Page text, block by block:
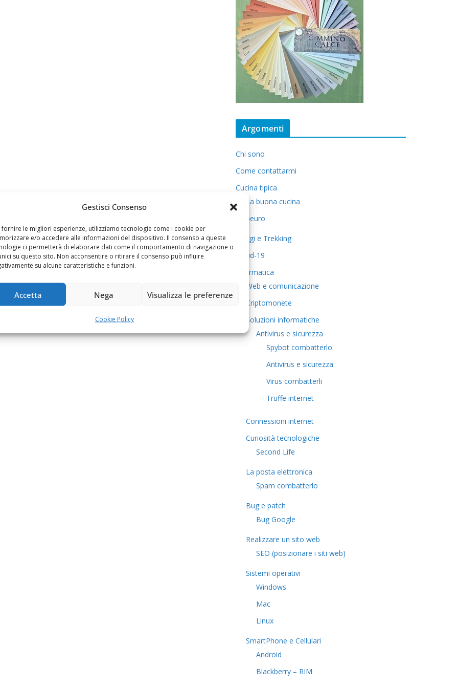
Gestisci Consenso
fornire le migliori esperienze, utilizziamo tecnologie come i cookie per
e/o accedere alle informazioni del dispositivo. Il consenso a queste
ci permetterà di elaborare dati come il comportamento di navigazione o
su questo sito. Non acconsentire o ritirare il consenso può influire
su alcune caratteristiche e funzioni.
Accetta Nega Visualizza le preferenze
Cookie Policy
Argomenti
Chi sono
Come contattarmi
Cucina tipica
La buona cucina
5euro
Viaggi e Trekking
Covid-19
Informatica
Web e comunicazione
Criptomonete
Soluzioni informatiche
Antivirus e sicurezza
Spybot combatterlo
Antivirus e sicurezza
Virus combatterli
Truffe internet
Connessioni internet
Curiosità tecnologiche
​Second Life
La posta elettronica
Spam combatterlo
Bug e patch
Bug Google
Realizzare un sito web
SEO (posizionare i siti web)
Sistemi operativi
Windows
Mac
Linux
SmartPhone e Cellulari
Android
Blackberry – RIM